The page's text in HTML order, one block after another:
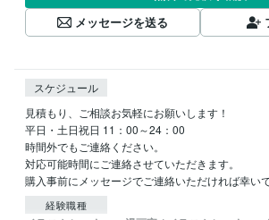
メッセージを送る
スケジュール
見積もり、ご相談お気軽にお願いします！
平日・土日祝日 11：00～24：00
時間外でもご連絡ください。
対応可能時間にご連絡させていただきます。
購入事前にメッセージでご連絡いただければ幸いで
経験職種